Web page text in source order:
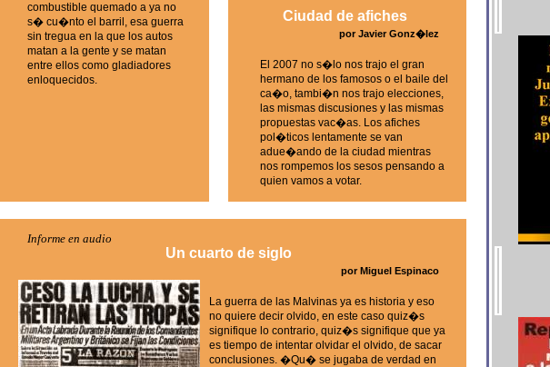
combustible quemado a ya no
s� cu�nto el barril, esa guerra
sin tregua en la que los autos
matan a la gente y se matan
entre ellos como gladiadores
enloquecidos.
Ciudad de afiches
por Javier Gonz�lez
El 2007 no s�lo nos trajo el gran
hermano de los famosos o el baile del
ca�o, tambi�n nos trajo elecciones,
las mismas discusiones y las mismas
propuestas vac�as. Los afiches
pol�ticos lentamente se van
adue�ando de la ciudad mientras
nos rompemos los sesos pensando a
quien vamos a votar.
Informe en audio
Un cuarto de siglo
por Miguel Espinaco
La guerra de las Malvinas ya es historia y eso
no quiere decir olvido, en este caso quiz�s
signifique lo contrario, quiz�s signifique que ya
es tiempo de intentar olvidar el olvido, de sacar
conclusiones. �Qu� se jugaba de verdad en